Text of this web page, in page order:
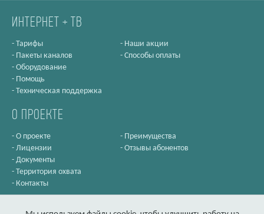
ИНТЕРНЕТ + ТВ
-
Тарифы
-
Пакеты каналов
- Оборудование
-
Помощь
-
Техническая поддержка
- Наши акции
- Способы оплаты
О ПРОЕКТЕ
- О проекте
- Лицензии
- Документы
-
Территория охвата
- Контакты
-
Преимущества
- Отзывы абонентов